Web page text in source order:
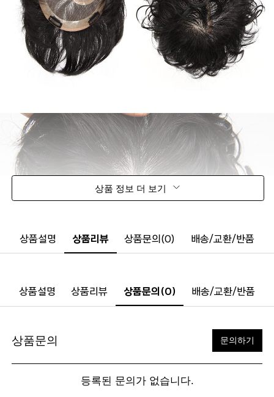
상품 정보 더 보기
상품설명 상품리뷰 상품문의(0) 배송/교환/반품
상품설명 상품리뷰 상품문의(0) 배송/교환/반품
상품문의 문의하기
등록된 문의가 없습니다.